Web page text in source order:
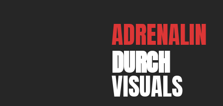
ADRENALIN
DURCH
VISUALS